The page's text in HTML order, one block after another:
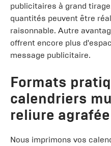
publicitaires à grand
quantités peuvent être
raisonnable. Autre
offrent encore plus
message publicitaire.
Formats
calendriers
reliure agrafée
Nous imprimons vos